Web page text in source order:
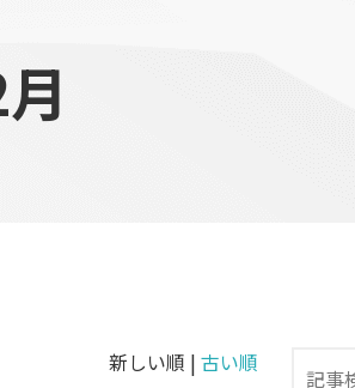
新しい順 |古い順